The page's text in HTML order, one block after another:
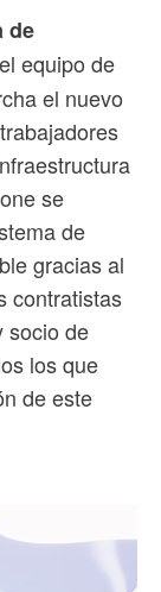
de
equipo de
el nuevo
se
de
gracias al
contratistas
socio de
los que
de este